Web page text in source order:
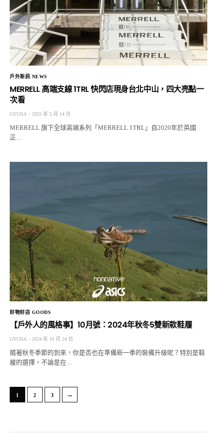
戶外新訊 NEWS
MERRELL 高端支線 1TRL 快閃店現身台北中山，四大亮點一
次看
GYUNA 2025 年 5 月 14 日
MERRELL 旗下全球高端系列「MERRELL 1TRL」自2020年於英國
正…
好物好店 GOODS
【戶外人的風格事】10月號：2024年秋冬5雙新款鞋履
GYUNA 2024 年 10 月 24 日
隨著秋冬季節的到來，你是否也在準備新一季的裝備升級呢？特別是鞋
履的選擇，不論是在…
1 2 3 →